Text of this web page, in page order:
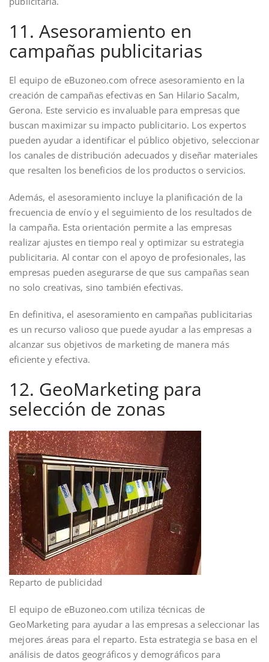
11. Asesoramiento en
campañas publicitarias
El equipo de eBuzoneo.com ofrece asesoramiento en la
creación de campañas efectivas en San Hilario Sacalm,
Gerona. Este servicio es invaluable para empresas que
buscan maximizar su impacto publicitario. Los expertos
pueden ayudar a identificar el público objetivo, seleccionar
los canales de distribución adecuados y diseñar materiales
que resalten los beneficios de los productos o servicios.
Además, el asesoramiento incluye la planificación de la
frecuencia de envío y el seguimiento de los resultados de
la campaña. Esta orientación permite a las empresas
realizar ajustes en tiempo real y optimizar su estrategia
publicitaria. Al contar con el apoyo de profesionales, las
empresas pueden asegurarse de que sus campañas sean
no solo creativas, sino también efectivas.
En definitiva, el asesoramiento en campañas publicitarias
es un recurso valioso que puede ayudar a las empresas a
alcanzar sus objetivos de marketing de manera más
eficiente y efectiva.
12. GeoMarketing para
selección de zonas
Reparto de publicidad
El equipo de eBuzoneo.com utiliza técnicas de
GeoMarketing para ayudar a las empresas a seleccionar las
mejores áreas para el reparto. Esta estrategia se basa en el
análisis de datos geográficos y demográficos para